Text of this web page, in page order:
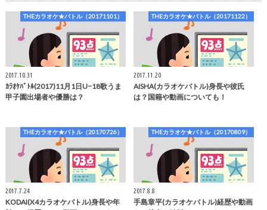
THEカラオケ★バトル（20171101）
2017.10.31
ｶﾗｵｹﾊﾞﾄﾙ(2017)11月1日U−18歌うま
甲子園出場者や優勝は？
THEカラオケ★バトル（20171122）
2017.11.20
AISHA(カラオケバトル)身長や彼氏
は？国籍や動画についても！
THEカラオケ★バトル（20170726）
2017.7.24
KODAI(X4カラオケバトル)身長や年
THEカラオケ★バトル（20170809）
2017.8.8
手島章平(カラオケバトル)経歴や動画